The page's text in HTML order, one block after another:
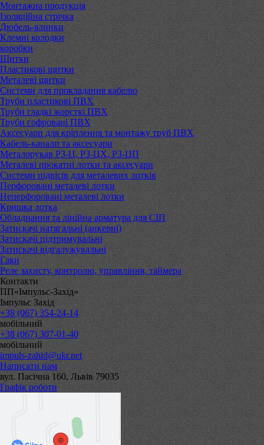
Монтажна продукція
Ізоляційна стрічка
Дюбель-ялинки
Клемні колодки
коробки
Щитки
Пластикові щитки
Металеві щитки
Системи для прокладання кабелю
Труби пластикові ПВХ
Труби гладкі жорсткі ПВХ
Труби гофровані ПВХ
Аксесуари для кріплення та монтажу труб ПВХ
Кабель-канали та аксесуари
Металорукав РЗ-Ц, РЗ-ЦХ, РЗ-ЦП
Металеві прокатні лотки та аксесуари
Системи підвісів для металевих лотків
Перфоровані металеві лотки
Неперфоровані металеві лотки
Кришка лотка
Обладнання та лінійна арматура для СІП
Затискачі натягальні (анкерні)
Затискачі підтримувальні
Затискачі відгалужувальні
Гаки
Реле захисту, контролю, управління, таймера
Контакти
ПП«Імпульс-Захід»
Імпульс Захід
+38 (067) 354-24-14
мобільний
+38 (067) 307-01-40
мобільний
impuls-zahid@ukr.net
Написати нам
вул. Пасічна 160, Львів 79035
Графік роботи